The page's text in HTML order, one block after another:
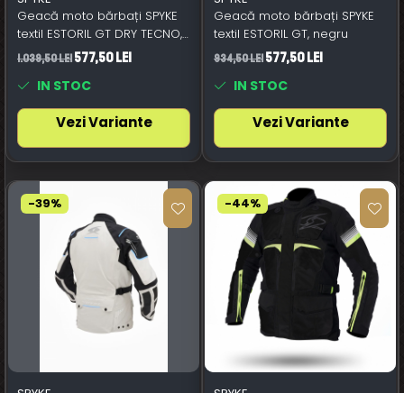
Geacă moto bărbați SPYKE
textil ESTORIL GT DRY TECNO,
negru
1.039,50 Lei577,50 Lei
IN STOC
Vezi Variante
Geacă moto bărbați SPYKE
textil ESTORIL GT, negru
934,50 Lei577,50 Lei
IN STOC
Vezi Variante
-39% -44%